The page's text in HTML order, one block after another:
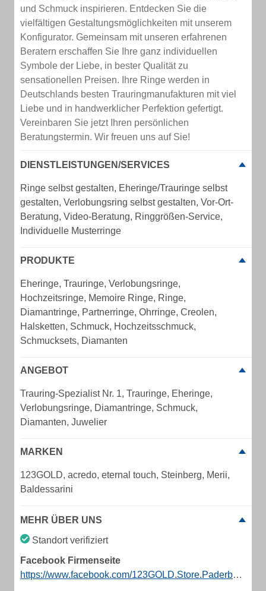
und Schmuck inspirieren. Entdecken Sie die
vielfältigen Gestaltungsmöglichkeiten mit unserem
Konfigurator. Gemeinsam mit unseren erfahrenen
Beratern erschaffen Sie Ihre ganz individuellen
Symbole der Liebe, in bester Qualität zu
sensationellen Preisen. Ihre Ringe werden in
Deutschlands besten Trauringmanufakturen mit viel
Liebe und in handwerklicher Perfektion gefertigt.
Vereinbaren Sie jetzt Ihren persönlichen
Beratungstermin. Wir freuen uns auf Sie!
DIENSTLEISTUNGEN/SERVICES
Ringe selbst gestalten, Eheringe/Trauringe selbst
gestalten, Verlobungsring selbst gestalten, Vor-Ort-
Beratung, Video-Beratung, Ringgrößen-Service,
Individuelle Musterringe
PRODUKTE
Eheringe, Trauringe, Verlobungsringe,
Hochzeitsringe, Memoire Ringe, Ringe,
Diamantringe, Partnerringe, Ohrringe, Creolen,
Halsketten, Schmuck, Hochzeitsschmuck,
Schmucksets, Diamanten
ANGEBOT
Trauring-Spezialist Nr. 1, Trauringe, Eheringe,
Verlobungsringe, Diamantringe, Schmuck,
Diamanten, Juwelier
MARKEN
123GOLD, acredo, eternal touch, Steinberg, Merii,
Baldessarini
MEHR ÜBER UNS
Standort verifiziert
Facebook Firmenseite
https://www.facebook.com/123GOLD.Store.Paderborn/